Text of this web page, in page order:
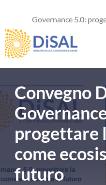
contenuto
Governance 5.0:
News
Formazione
Concorsi
Convegno
progettare
come
futuro